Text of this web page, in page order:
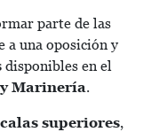
parte de las
a una oposición y
disponibles en el
Marinería.
superiores,